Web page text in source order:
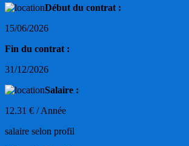
Début du contrat :
15/06/2026
Fin du contrat :
31/12/2026
Salaire :
12.31 € / Année
salaire selon profil